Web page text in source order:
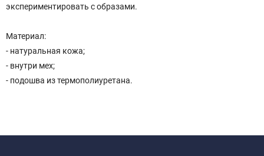
экспериментировать с образами.
Материал:
- натуральная кожа;
- внутри мех;
- подошва из термополиуретана.